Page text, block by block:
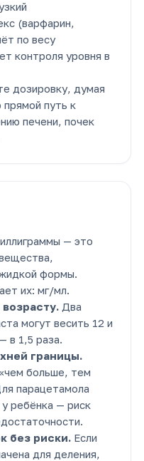
(варфарин,
по весу
контроля уровня в
дозировку, думая
путь к
печени, почек
— это
формы.
их: мг/мл.
возрасту. Два
могут весить 12 и
в 1,5 раза.
границы.
больше, тем
парацетамола
ребёнка — риск
без риски. Если
для деления,